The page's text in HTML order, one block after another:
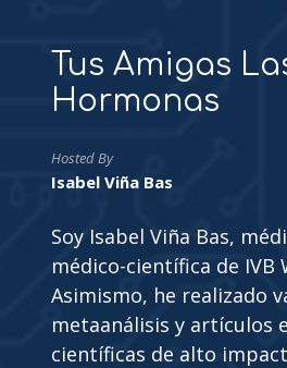
Tus Amigas
Hormonas
Hosted By
Isabel Viña Bas
Soy Isabel Viña Bas,
médico-científica de IVB
Asimismo, he realizado
metaanálisis y artículos
científicas de alto